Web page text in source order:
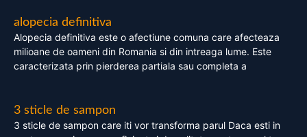
alopecia definitiva
Alopecia definitiva este o afectiune comuna care afecteaza
milioane de oameni din Romania si din intreaga lume. Este
caracterizata prin pierderea partiala sau completa a
3 sticle de sampon
3 sticle de sampon care iti vor transforma parul Daca esti in